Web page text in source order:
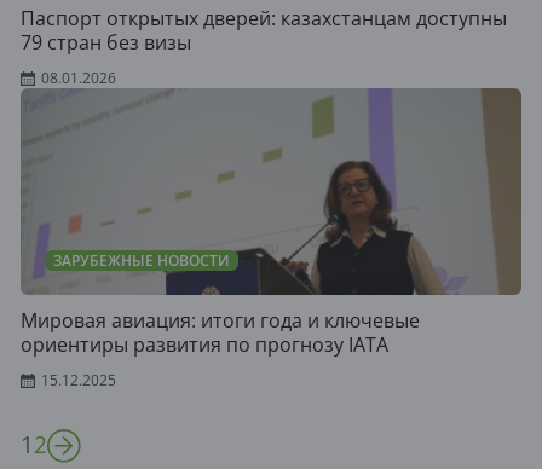
Паспорт открытых дверей: казахстанцам доступны
79 стран без визы
08.01.2026
ЗАРУБЕЖНЫЕ НОВОСТИ
Мировая авиация: итоги года и ключевые
ориентиры развития по прогнозу IATA
15.12.2025
12